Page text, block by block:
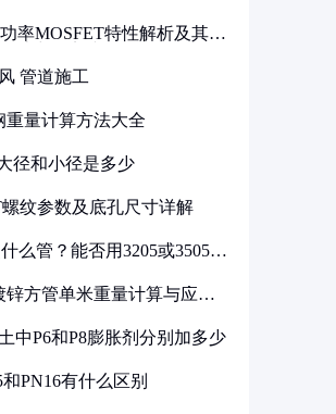
率MOSFET特性解析及其在
管道施工
重量计算方法大全
径和小径是多少
螺纹参数及底孔尺寸详解
么管？能否用3205或3505代
锌方管单米重量计算与应用
中P6和P8膨胀剂分别加多少
PN16有什么区别